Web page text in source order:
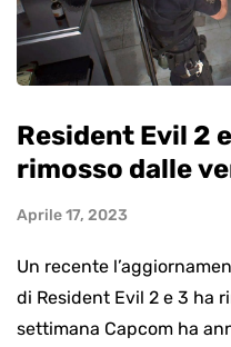
Resident Evil 2
rimosso dalle
Aprile 17, 2023
Un recente
di Resident Evil 2 e 3 ha
settimana Capcom ha